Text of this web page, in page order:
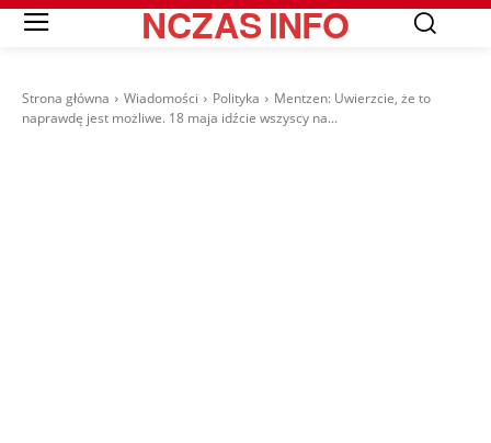
NCZASINFO
Strona główna Wiadomości Polityka
Mentzen: Uwierzcie, że to
naprawdę jest możliwe. 18 maja idźcie wszyscy na...